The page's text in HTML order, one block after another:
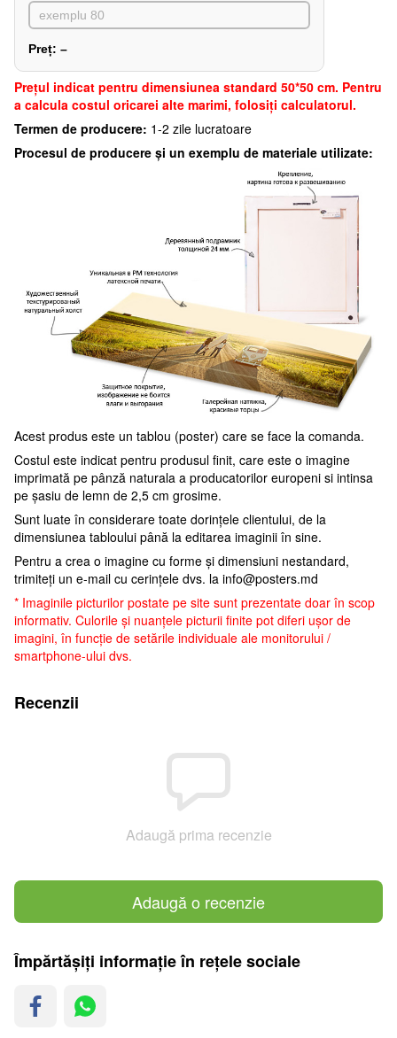
Preț: –
Preţul indicat pentru dimensiunea standard 50*50 cm. Pentru
a calcula costul oricarei alte marimi, folosiți calculatorul.
Termen de producere: 1-2 zile lucratoare
Procesul de producere și un exemplu de materiale utilizate:
Acest produs este un tablou (poster) care se face la comanda.
Costul este indicat pentru produsul finit, care este o imagine
imprimată pe pânză naturala a producatorilor europeni si intinsa
pe șasiu de lemn de 2,5 cm grosime.
Sunt luate în considerare toate dorințele clientului, de la
dimensiunea tabloului până la editarea imaginii în sine.
Pentru a crea o imagine cu forme și dimensiuni nestandard,
trimiteți un e-mail cu cerințele dvs. la info@posters.md
* Imaginile picturilor postate pe site sunt prezentate doar în scop
informativ. Culorile și nuanțele picturii finite pot diferi ușor de
imagini, în funcție de setările individuale ale monitorului /
smartphone-ului dvs.
Recenzii
Adaugă prima recenzie
Adaugă o recenzie
Împărtășiți informație în rețele sociale